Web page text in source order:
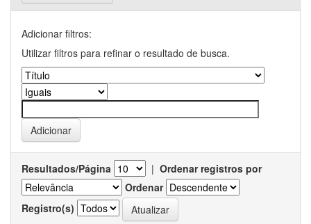
Adicionar filtros:
Utilizar filtros para refinar o resultado de busca.
Resultados/Página | Ordenar registros por
Ordenar
Registro(s)